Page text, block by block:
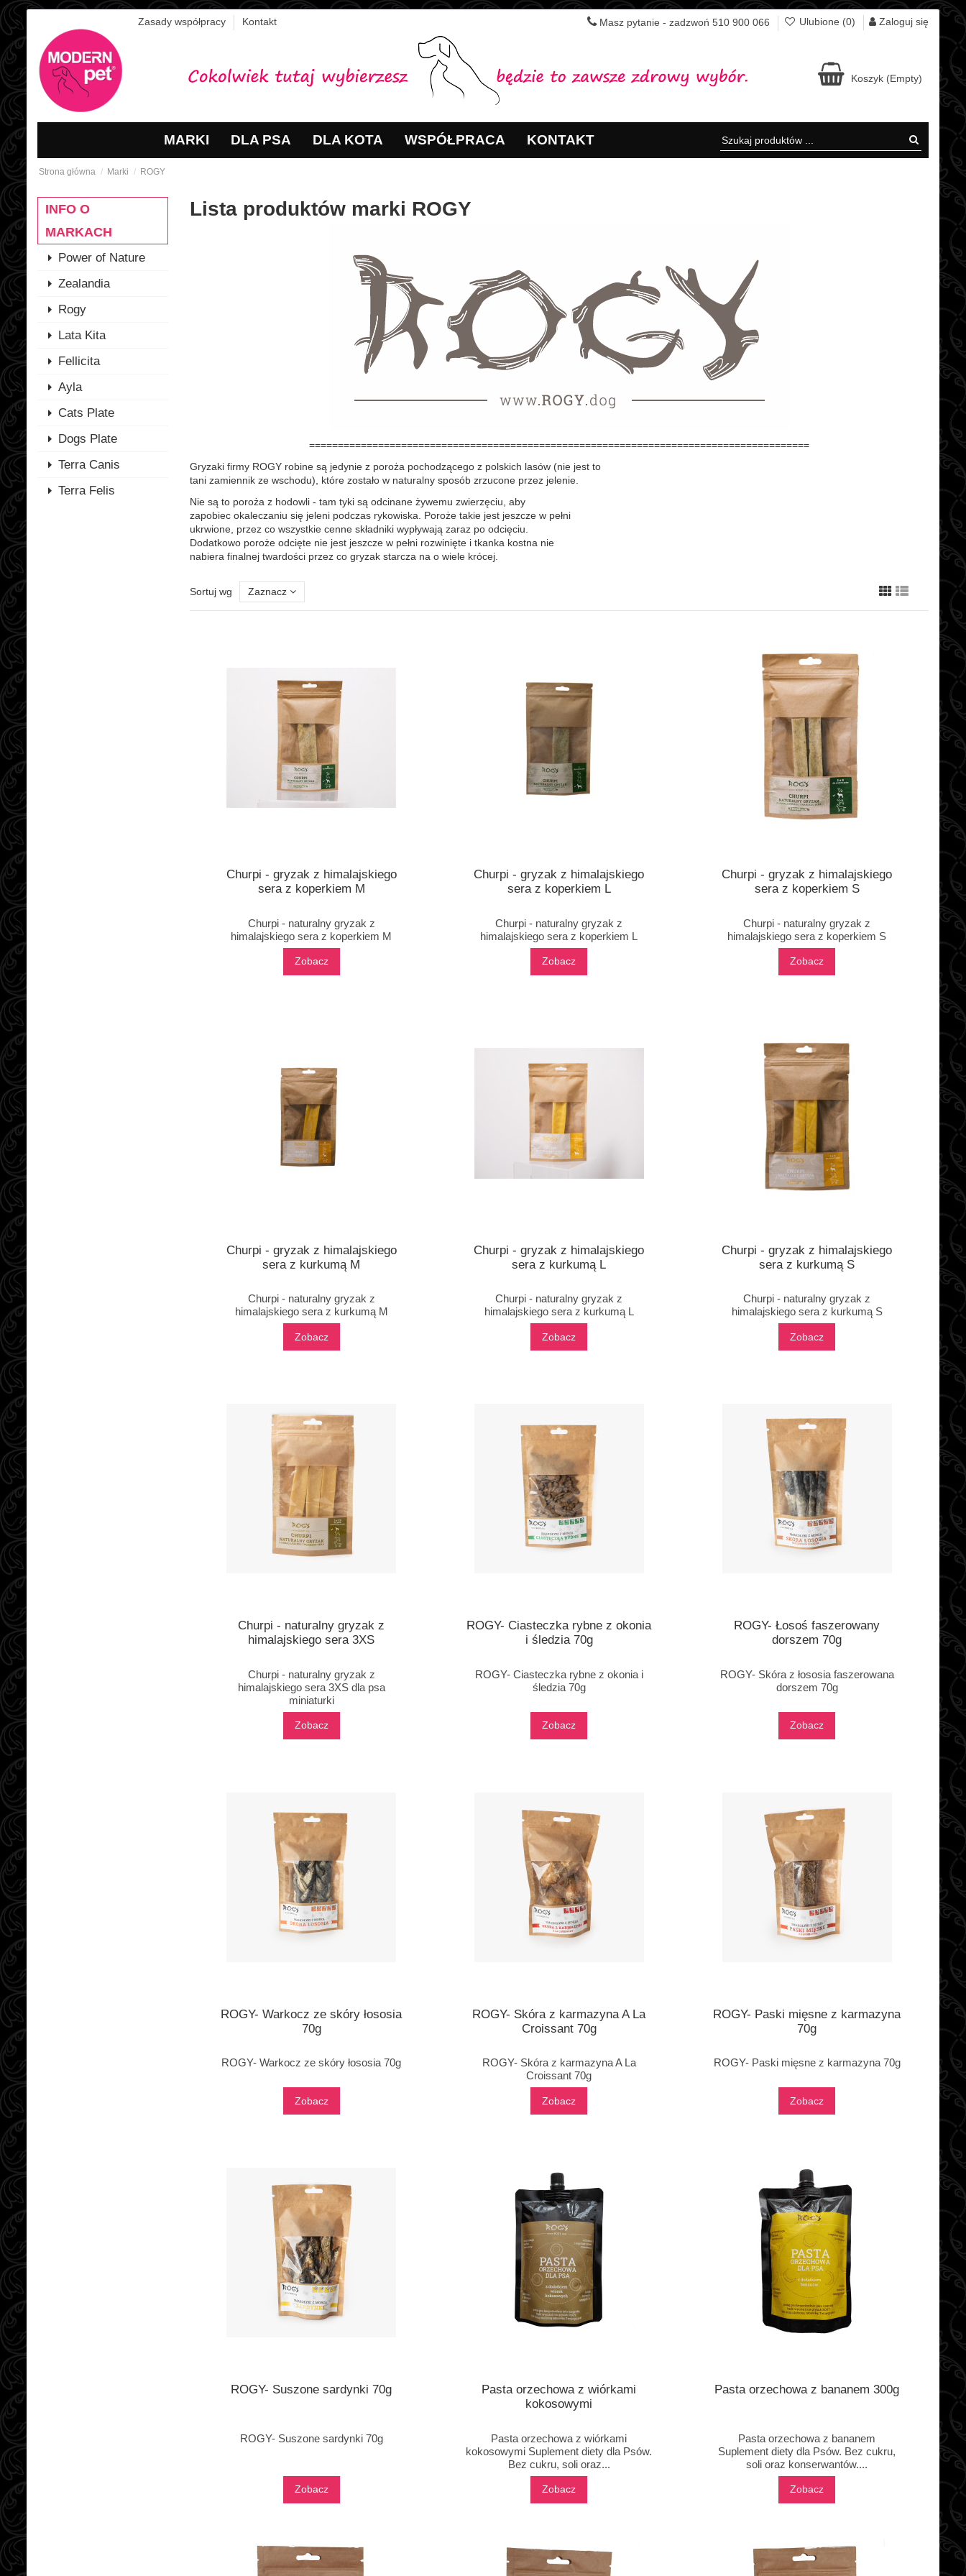
Zasady współpracy Kontakt Masz pytanie - zadzwoń 510 900 066 Ulubione (0) Zaloguj się
Koszyk (Empty)
MARKI DLA PSA DLA KOTA WSPÓŁPRACA KONTAKT
Strona główna Marki ROGY
Lista produktów marki ROGY
=======================================================================================
Gryzaki firmy ROGY robine są jedynie z poroża pochodzącego z polskich lasów (nie jest to
tani zamiennik ze wschodu), które zostało w naturalny sposób zrzucone przez jelenie.
Nie są to poroża z hodowli - tam tyki są odcinane żywemu zwierzęciu, aby
zapobiec okaleczaniu się jeleni podczas rykowiska. Poroże takie jest jeszcze w pełni
ukrwione, przez co wszystkie cenne składniki wypływają zaraz po odcięciu.
Dodatkowo poroże odcięte nie jest jeszcze w pełni rozwinięte i tkanka kostna nie
nabiera finalnej twardości przez co gryzak starcza na o wiele krócej.
Sortuj wg Zaznacz
Churpi - gryzak z himalajskiego
sera z koperkiem M
Churpi - naturalny gryzak z
himalajskiego sera z koperkiem M
Zobacz
Churpi - gryzak z himalajskiego
sera z koperkiem L
Churpi - naturalny gryzak z
himalajskiego sera z koperkiem L
Zobacz
Churpi - gryzak z himalajskiego
sera z koperkiem S
Churpi - naturalny gryzak z
himalajskiego sera z koperkiem S
Zobacz
Churpi - gryzak z himalajskiego
sera z kurkumą M
Churpi - naturalny gryzak z
himalajskiego sera z kurkumą M
Zobacz
Churpi - gryzak z himalajskiego
sera z kurkumą L
Churpi - naturalny gryzak z
himalajskiego sera z kurkumą L
Zobacz
Churpi - gryzak z himalajskiego
sera z kurkumą S
Churpi - naturalny gryzak z
himalajskiego sera z kurkumą S
Zobacz
Churpi - naturalny gryzak z
himalajskiego sera 3XS
Churpi - naturalny gryzak z
himalajskiego sera 3XS dla psa
miniaturki
Zobacz
ROGY- Ciasteczka rybne z okonia
i śledzia 70g
ROGY- Ciasteczka rybne z okonia i
śledzia 70g
Zobacz
ROGY- Łosoś faszerowany
dorszem 70g
ROGY- Skóra z łososia faszerowana
dorszem 70g
Zobacz
ROGY- Warkocz ze skóry łososia
70g
ROGY- Warkocz ze skóry łososia 70g
Zobacz
ROGY- Skóra z karmazyna A La
Croissant 70g
ROGY- Skóra z karmazyna A La
Croissant 70g
Zobacz
ROGY- Paski mięsne z karmazyna
70g
ROGY- Paski mięsne z karmazyna 70g
Zobacz
ROGY- Suszone sardynki 70g
ROGY- Suszone sardynki 70g
Zobacz
Pasta orzechowa z wiórkami
kokosowymi
Pasta orzechowa z wiórkami
kokosowymi Suplement diety dla Psów.
Bez cukru, soli oraz...
Zobacz
Pasta orzechowa z bananem 300g
Pasta orzechowa z bananem
Suplement diety dla Psów. Bez cukru,
soli oraz konserwantów....
Zobacz
INFO O
MARKACH
Power of Nature
Zealandia
Rogy
Lata Kita
Fellicita
Ayla
Cats Plate
Dogs Plate
Terra Canis
Terra Felis